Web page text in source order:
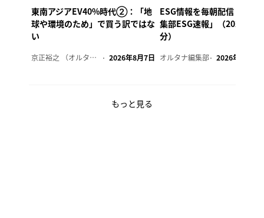
東南アジアEV40%時代②：「地
球や環境のため」で買う訳ではな
い
京正裕之 （オルタナ副編集長） 2026年8月7日
ESG情報を毎朝配信「オル
集部ESG速報」（2026年8
分）
オルタナ編集部 2026年8月7日
もっと見る